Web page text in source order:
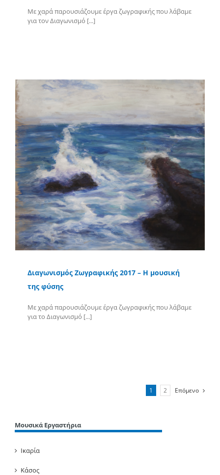
Με χαρά παρουσιάζουμε έργα ζωγραφικής που λάβαμε
για τον Διαγωνισμό [...]
Διαγωνισμός Ζωγραφικής 2017 – Η μουσική
της φύσης
Με χαρά παρουσιάζουμε έργα ζωγραφικής που λάβαμε
για το Διαγωνισμό [...]
1 2 Επόμενο
Μουσικά Εργαστήρια
Ικαρία
Κάσος